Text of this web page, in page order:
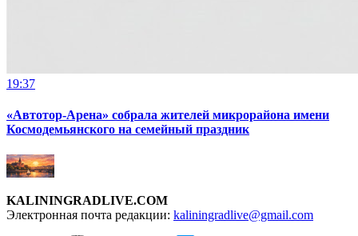
19:37
«Автотор-Арена» собрала жителей микрорайона имени
Космодемьянского на семейный праздник
KALININGRADLIVE.COM
Электронная почта редакции: kaliningradlive@gmail.com